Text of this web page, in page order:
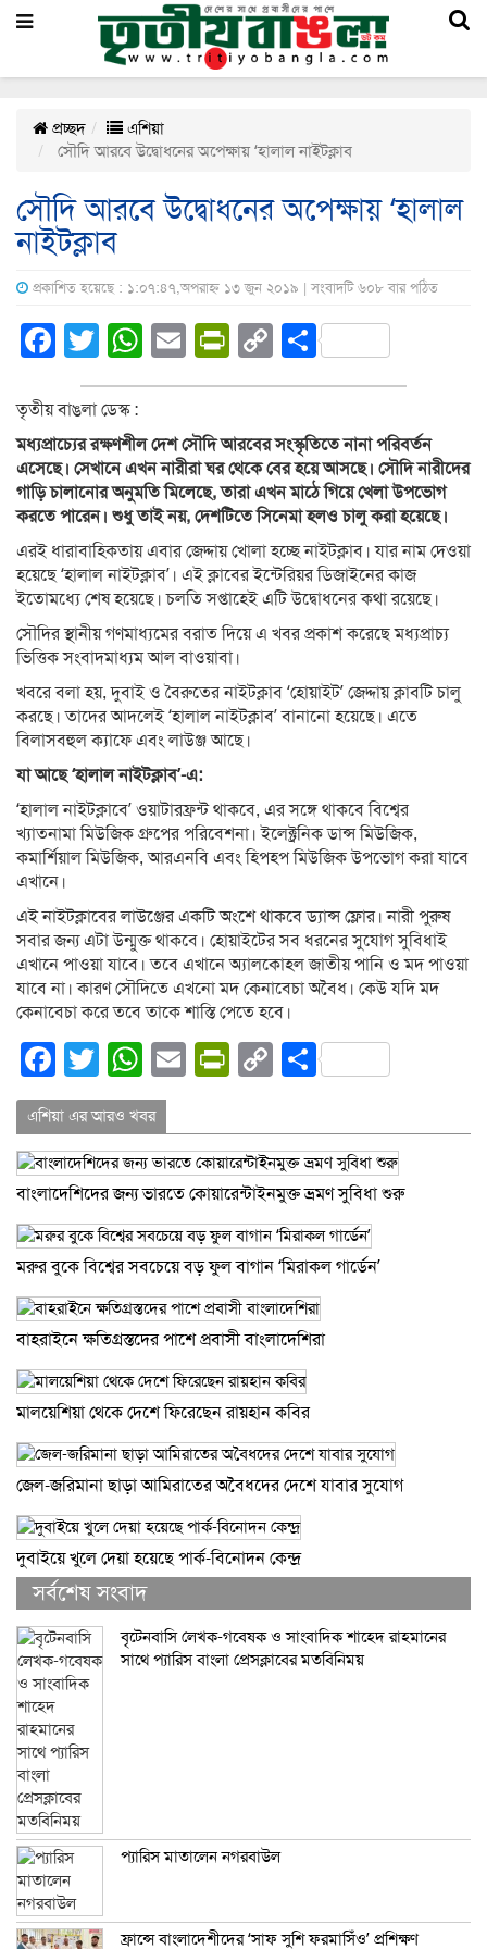
প্রচ্ছদ
এশিয়া
সৌদি আরবে উদ্বোধনের অপেক্ষায় ‘হালাল নাইটক্লাব
সৌদি আরবে উদ্বোধনের অপেক্ষায় ‘হালাল
নাইটক্লাব
প্রকাশিত হয়েছে : ১:০৭:৪৭,অপরাহ্ন ১৩ জুন ২০১৯ | সংবাদটি ৬০৮ বার পঠিত
Facebook
Twitter
WhatsApp
EmailPrintFriendly
Copy
Link
Share
তৃতীয় বাঙলা ডেস্ক :
মধ্যপ্রাচ্যের রক্ষণশীল দেশ সৌদি আরবের সংস্কৃতিতে নানা পরিবর্তন
এসেছে। সেখানে এখন নারীরা ঘর থেকে বের হয়ে আসছে। সৌদি নারীদের
গাড়ি চালানোর অনুমতি মিলেছে, তারা এখন মাঠে গিয়ে খেলা উপভোগ
করতে পারেন। শুধু তাই নয়, দেশটিতে সিনেমা হলও চালু করা হয়েছে।
এরই ধারাবাহিকতায় এবার জেদ্দায় খোলা হচ্ছে নাইটক্লাব। যার নাম দেওয়া
হয়েছে ‘হালাল নাইটক্লাব’। এই ক্লাবের ইন্টেরিয়র ডিজাইনের কাজ
ইতোমধ্যে শেষ হয়েছে। চলতি সপ্তাহেই এটি উদ্বোধনের কথা রয়েছে।
সৌদির স্থানীয় গণমাধ্যমের বরাত দিয়ে এ খবর প্রকাশ করেছে মধ্যপ্রাচ্য
ভিত্তিক সংবাদমাধ্যম আল বাওয়াবা।
খবরে বলা হয়, দুবাই ও বৈরুতের নাইটক্লাব ‘হোয়াইট’ জেদ্দায় ক্লাবটি চালু
করছে। তাদের আদলেই ‘হালাল নাইটক্লাব’ বানানো হয়েছে। এতে
বিলাসবহুল ক্যাফে এবং লাউঞ্জ আছে।
যা আছে ‘হালাল নাইটক্লাব’-এ:
‘হালাল নাইটক্লাবে’ ওয়াটারফ্রন্ট থাকবে, এর সঙ্গে থাকবে বিশ্বের
খ্যাতনামা মিউজিক গ্রুপের পরিবেশনা। ইলেক্ট্রনিক ডান্স মিউজিক,
কমার্শিয়াল মিউজিক, আরএনবি এবং হিপহপ মিউজিক উপভোগ করা যাবে
এখানে।
এই নাইটক্লাবের লাউঞ্জের একটি অংশে থাকবে ড্যান্স ফ্লোর। নারী পুরুষ
সবার জন্য এটা উন্মুক্ত থাকবে। হোয়াইটের সব ধরনের সুযোগ সুবিধাই
এখানে পাওয়া যাবে। তবে এখানে অ্যালকোহল জাতীয় পানি ও মদ পাওয়া
যাবে না। কারণ সৌদিতে এখনো মদ কেনাবেচা অবৈধ। কেউ যদি মদ
কেনাবেচা করে তবে তাকে শাস্তি পেতে হবে।
Facebook
Twitter
WhatsApp
EmailPrintFriendly
CopyShare
এশিয়া এর আরও খবর
বাংলাদেশিদের জন্য ভারতে কোয়ারেন্টাইনমুক্ত ভ্রমণ সুবিধা শুরু
মরুর বুকে বিশ্বের সবচেয়ে বড় ফুল বাগান ‘মিরাকল গার্ডেন’
বাহরাইনে ক্ষতিগ্রস্তদের পাশে প্রবাসী বাংলাদেশিরা
মালয়েশিয়া থেকে দেশে ফিরেছেন রায়হান কবির
জেল-জরিমানা ছাড়া আমিরাতের অবৈধদের দেশে যাবার সুযোগ
দুবাইয়ে খুলে দেয়া হয়েছে পার্ক-বিনোদন কেন্দ্র
সর্বশেষ সংবাদ
বৃটেনবাসি লেখক-গবেষক ও সাংবাদিক শাহেদ রাহমানের
সাথে প্যারিস বাংলা প্রেসক্লাবের মতবিনিময়
প্যারিস মাতালেন নগরবাউল
ফ্রান্সে বাংলাদেশীদের ‘সাফ সুশি ফরমাসিঁও’ প্রশিক্ষণ